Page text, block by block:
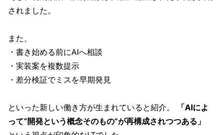
されました。
また、
・書き始める前にAIへ相談
・実装案を複数提示
・差分検証でミスを早期発見
といった新しい働き方が生まれていると紹介。
「AIによ
って“開発という概念そのもの”が再構成されつつある」